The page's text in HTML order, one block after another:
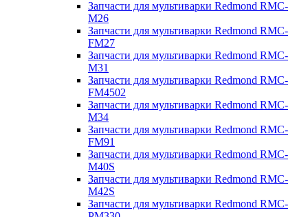
Запчасти для мультиварки Redmond RMC-
M26
Запчасти для мультиварки Redmond RMC-
FM27
Запчасти для мультиварки Redmond RMC-
M31
Запчасти для мультиварки Redmond RMC-
FM4502
Запчасти для мультиварки Redmond RMC-
M34
Запчасти для мультиварки Redmond RMC-
FM91
Запчасти для мультиварки Redmond RMC-
M40S
Запчасти для мультиварки Redmond RMC-
M42S
Запчасти для мультиварки Redmond RMC-